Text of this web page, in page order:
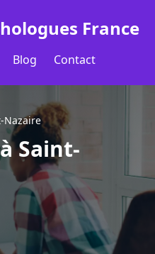
France
Blog Contact
Nazaire
Saint-